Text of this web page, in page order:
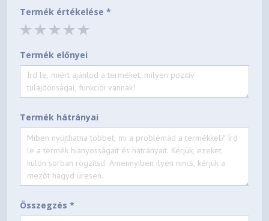
Termék értékelése *
Termék előnyei
Termék hátrányai
Összegzés *